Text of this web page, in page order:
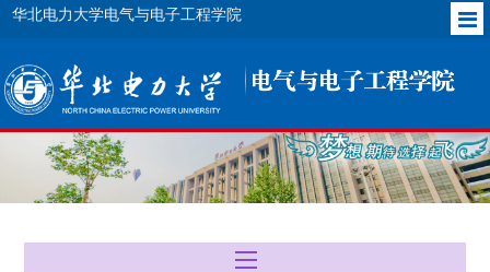
华北电力大学电气与电子工程学院